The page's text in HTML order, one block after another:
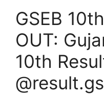
GSEB
OUT:
10th